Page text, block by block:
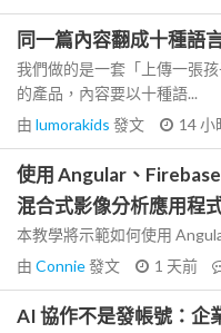
同一篇內容翻成十種語
我們做的是一套「上傳一張
的產品，內容要以十種語...
由 lumorakids 發文 14 小
使用 Angular、
混合式影像分析應用程
本教學將示範如何使用
由 Connie發文 1 天前
AI 協作不是發帳號：企